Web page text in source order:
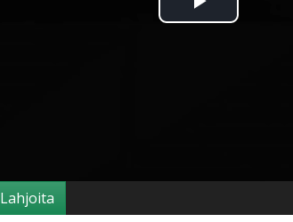
Toista
Lahjoita